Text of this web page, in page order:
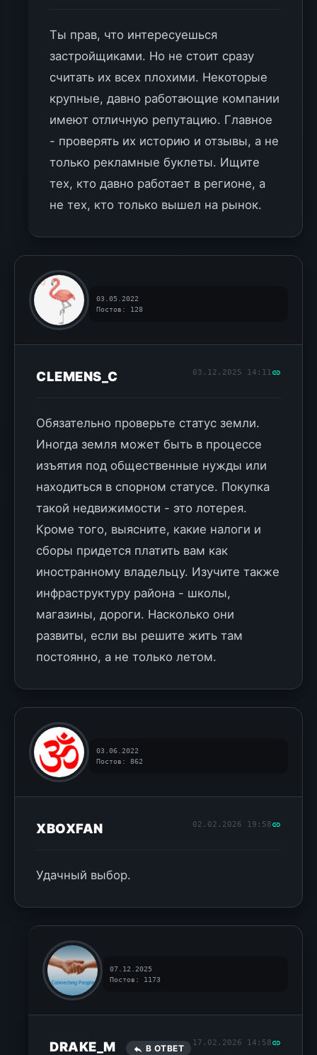
Ты прав, что интересуешься
застройщиками. Но не стоит сразу
считать их всех плохими. Некоторые
крупные, давно работающие компании
имеют отличную репутацию. Главное
- проверять их историю и отзывы, а не
только рекламные буклеты. Ищите
тех, кто давно работает в регионе, а
не тех, кто только вышел на рынок.
03.05.2022
Постов: 128
CLEMENS_C 03.12.2025 14:11
Обязательно проверьте статус земли.
Иногда земля может быть в процессе
изъятия под общественные нужды или
находиться в спорном статусе. Покупка
такой недвижимости - это лотерея.
Кроме того, выясните, какие налоги и
сборы придется платить вам как
иностранному владельцу. Изучите также
инфраструктуру района - школы,
магазины, дороги. Насколько они
развиты, если вы решите жить там
постоянно, а не только летом.
03.06.2022
Постов: 862
XBOXFAN 02.02.2026 19:58
Удачный выбор.
07.12.2025
Постов: 1173
DRAKE_M В ОТВЕТ
17.02.2026 14:58